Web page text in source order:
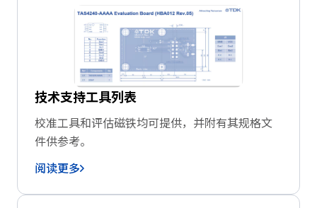
技术支持工具列表
校准工具和评估磁铁均可提供，并附有其规格文
件供参考。
阅读更多